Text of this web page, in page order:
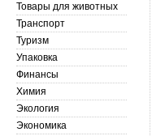
Товары для животных
Транспорт
Туризм
Упаковка
Финансы
Химия
Экология
Экономика